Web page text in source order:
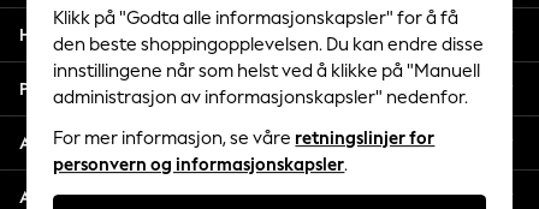
98 - 110cm (3 - 5 years)
116 - 134cm (6 - 9 years)
140 - 174cm (10 - 15+ years)
Trending: Top & Short Sets
Trending: Clogs
Toy Story
THE SET
Hjelp
Personvern & Juridisk
Avdelinger
Andre tjenester
Klikk på "Godta alle informasjonskapsler" for å få
den beste shoppingopplevelsen. Du kan endre disse
innstillingene når som helst ved å klikke på "Manuell
administrasjon av informasjonskapsler" nedenfor.
For mer informasjon, se våre retningslinjer for
personvern og informasjonskapsler.